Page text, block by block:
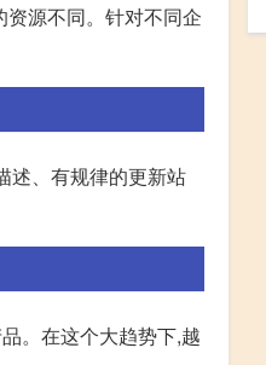
源不同。针对不同企
述、有规律的更新站
。在这个大趋势下,越